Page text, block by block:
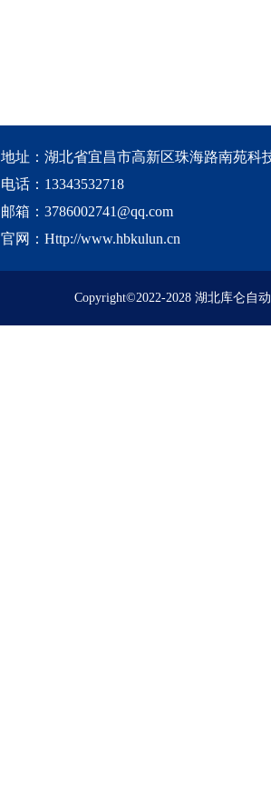
地址：湖北省宜昌市高新区珠海路南苑科
电话：13343532718
邮箱：3786002741@qq.com
官网：Http://www.hbkulun.cn
Copyright©2022-2028 湖北库仑自